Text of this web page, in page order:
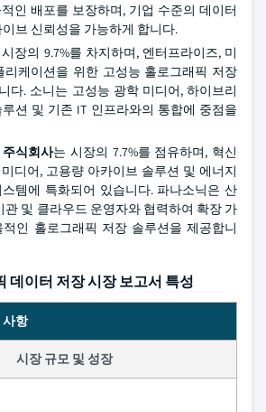
인 배포를 보장하며, 기업 수준의 데이터
브 신뢰성을 가능하게 합니다.
시장의 9.7%를 차지하며, 엔터프라이즈, 미
리케이션을 위한 고성능 홀로그래픽 저장
다. 소니는 고성능 광학 미디어, 하이브리
션 및 기존 IT 인프라와의 통합에 중점을
식회사는 시장의 7.7%를 점유하며, 혁신
디어, 고용량 아카이브 솔루션 및 에너지
템에 특화되어 있습니다. 파나소닉은 산
관 및 클라우드 운영자와 협력하여 확장 가
인 홀로그래픽 저장 솔루션을 제공합니
데이터 저장 시장 보고서 특성
사항
시장 규모 및 성장